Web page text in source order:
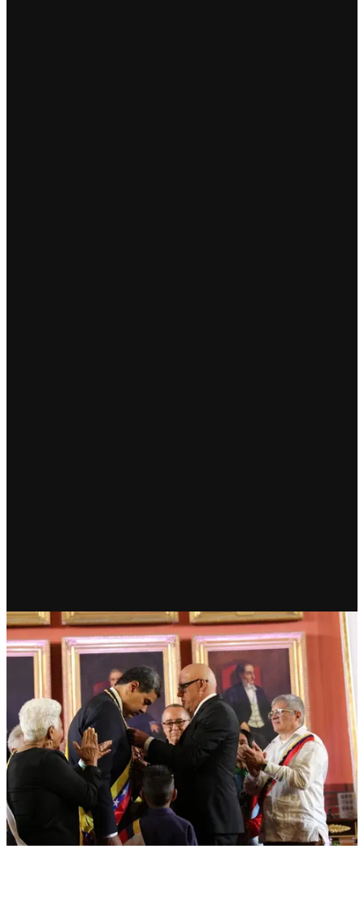
RECIENTE
Investido Nicolás Maduro
como Presidente constitucional
de Venezuela